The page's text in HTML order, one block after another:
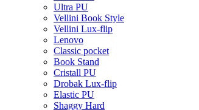
Ultra PU
Vellini Book Style
Vellini Lux-flip
Lenovo
Classic pocket
Book Stand
Cristall PU
Drobak Lux-flip
Elastic PU
Shaggy Hard